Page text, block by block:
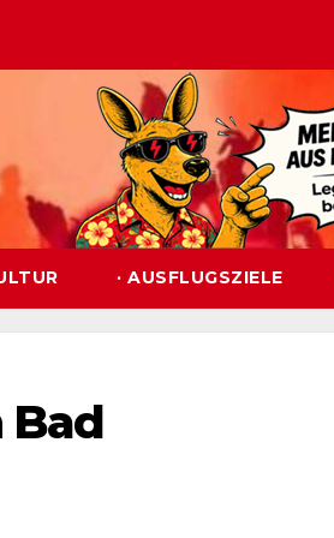
· AUSFLUGSZIELE
Bad